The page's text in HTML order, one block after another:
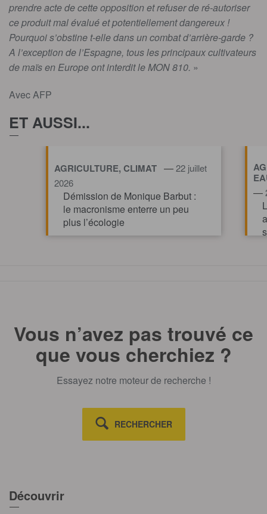
prendre acte de cette opposition et refuser de ré-autoriser
ce produit mal évalué et potentiellement dangereux !
Pourquoi s’obstine t-elle dans un combat d’arrière-garde ?
A l’exception de l’Espagne, tous les principaux cultivateurs
de maïs en Europe ont interdit le MON 810. »
Avec AFP
ET AUSSI...
AGRICULTURE, CLIMAT —22 juillet
2026
Démission de Monique Barbut :
le macronisme enterre un peu
plus l’écologie
—
Vous n’avez pas trouvé ce
que vous cherchiez ?
Essayez notre moteur de recherche !
RECHERCHER
Découvrir